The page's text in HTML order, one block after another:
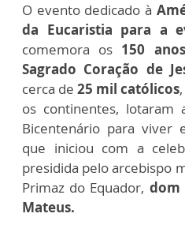
O evento dedicado à
da Eucaristia para a
comemora os 150
Sagrado Coração de
cerca de 25 mil católicos
os continentes, lotaram
Bicentenário para viver
que iniciou com a
presidida pelo arcebispo
Primaz do Equador, dom
Mateus.